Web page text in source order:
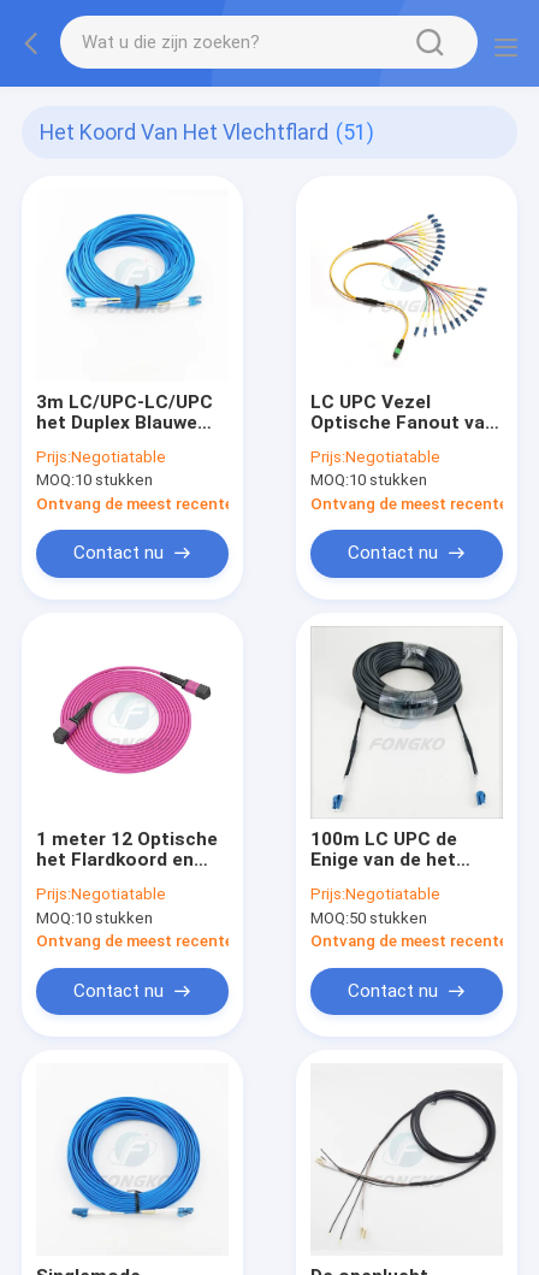
Het Koord Van Het Vlechtflard (51)
3m LC/UPC-LC/UPC
het Duplex Blauwe
Optische
Gepantserde Flard
met Lszh-Jasje
Prijs:Negotiatable
MOQ:10 stukken
Ontvang de meest recente Prijs
Contact nu
LC UPC Vezel
Optische Fanout van
van het Vlechtflard
APC MPO 24 Kern
Prijs:Negotiatable
MOQ:10 stukken
Ontvang de meest recente
Contact nu
1 meter 12 Optische
het Flardkoord en
Data Center van de
Kernenom4 MPO
Vezel
Prijs:Negotiatable
MOQ:10 stukken
Ontvang de meest recente Prijs
Contact nu
100m LC UPC de
Enige van de het
van het Wijzempo
Flard Vezel Jumper
Cables GYFJH
Prijs:Negotiatable
MOQ:50 stukken
Ontvang de meest recente
Contact nu